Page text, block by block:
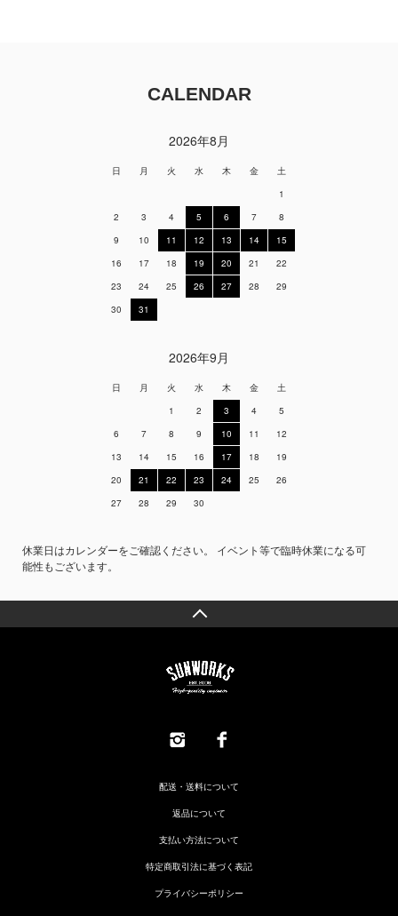
CALENDAR
2026年8月
日 月 火 水 木 金
土
1
2
3 4 5 6 7
8
9
10 11 12 13 14
15
16
17 18 19 20 21
22
23
24 25 26 27 28
29
30
31
2026年9月
日 月 火 水 木 金
土
1
2 3 4
5
6
7 8 9 10 11
12
13
14 15 16 17 18
19
20
21 22 23 24 25
26
27
28 29 30
休業日はカレンダーをご確認ください。 イベント等で臨時休業になる可
能性もございます。
配送・送料について
返品について
支払い方法について
特定商取引法に基づく表記
プライバシーポリシー